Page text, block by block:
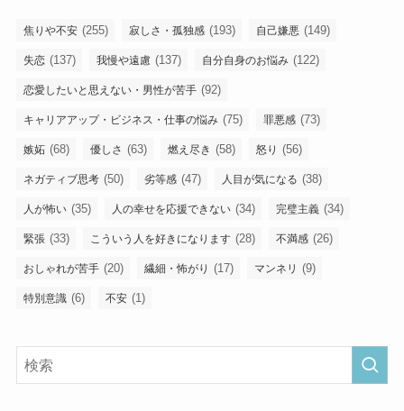
焦りや不安 (255) 寂しさ・孤独感 (193) 自己嫌悪 (149)
失恋 (137) 我慢や遠慮 (137) 自分自身のお悩み (122)
恋愛したいと思えない・男性が苦手 (92)
キャリアアップ・ビジネス・仕事の悩み (75) 罪悪感 (73)
嫉妬 (68) 優しさ (63) 燃え尽き (58) 怒り (56)
ネガティブ思考 (50) 劣等感 (47) 人目が気になる (38)
人が怖い (35) 人の幸せを応援できない (34) 完璧主義 (34)
緊張 (33) こういう人を好きになります (28) 不満感 (26)
おしゃれが苦手 (20) 繊細・怖がり (17) マンネリ (9)
特別意識 (6) 不安 (1)